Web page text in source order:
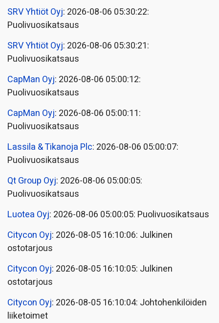
SRV Yhtiöt Oyj: 2026-08-06 05:30:22:
Puolivuosikatsaus
SRV Yhtiöt Oyj: 2026-08-06 05:30:21:
Puolivuosikatsaus
CapMan Oyj: 2026-08-06 05:00:12:
Puolivuosikatsaus
CapMan Oyj: 2026-08-06 05:00:11:
Puolivuosikatsaus
Lassila & Tikanoja Plc: 2026-08-06 05:00:07:
Puolivuosikatsaus
Qt Group Oyj: 2026-08-06 05:00:05:
Puolivuosikatsaus
Luotea Oyj: 2026-08-06 05:00:05: Puolivuosikatsaus
Citycon Oyj: 2026-08-05 16:10:06: Julkinen
ostotarjous
Citycon Oyj: 2026-08-05 16:10:05: Julkinen
ostotarjous
Citycon Oyj: 2026-08-05 16:10:04: Johtohenkilöiden
liiketoimet